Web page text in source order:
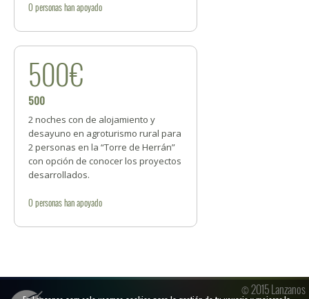
0 personashan apoyado
500€
500
2 noches con de alojamiento y
desayuno en agroturismo rural para
2 personas en la “Torre de Herrán”
con opción de conocer los proyectos
desarrollados.
0 personashan apoyado
© 2015 Lanzanos